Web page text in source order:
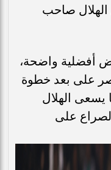
صاحب
أفضلية واضحة،
على بعد خطوة
يسعى الهلال
على